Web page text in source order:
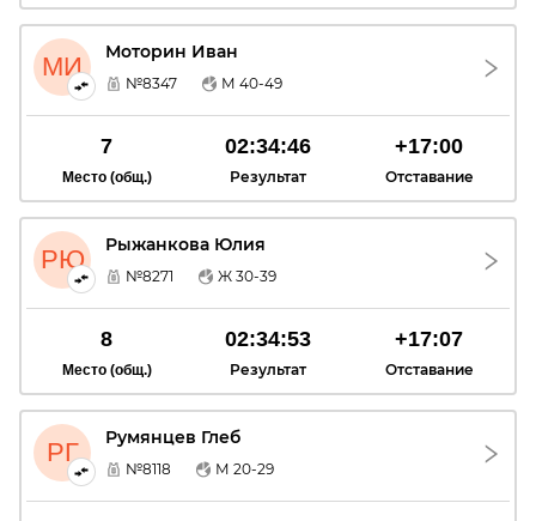
МИ Моторин Иван
№8347 М 40-49
7
Место (общ.)
02:34:46
Результат
+17:00
Отставание
РЮ Рыжанкова Юлия
№8271 Ж 30-39
8
Место (общ.)
02:34:53
Результат
+17:07
Отставание
РГ Румянцев Глеб
№8118 М 20-29